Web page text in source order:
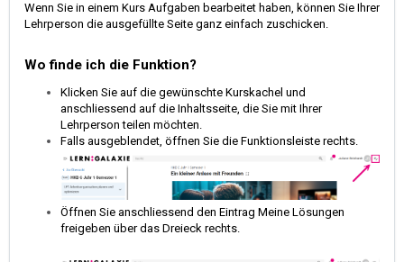
Wenn Sie in einem Kurs Aufgaben bearbeitet haben, können Sie Ihrer
Lehrperson die ausgefüllte Seite ganz einfach zuschicken.
Wo finde ich die Funktion?
Klicken Sie auf die gewünschte Kurskachel und
anschliessend auf die Inhaltsseite, die Sie mit Ihrer
Lehrperson teilen möchten.
Falls ausgeblendet, öffnen Sie die Funktionsleiste rechts.
Öffnen Sie anschliessend den Eintrag Meine Lösungen
freigeben über das Dreieck rechts.